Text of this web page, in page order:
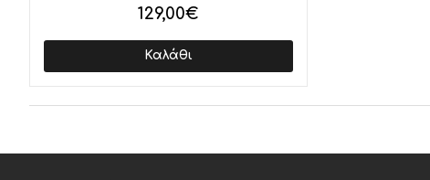
129,00€
Καλάθι